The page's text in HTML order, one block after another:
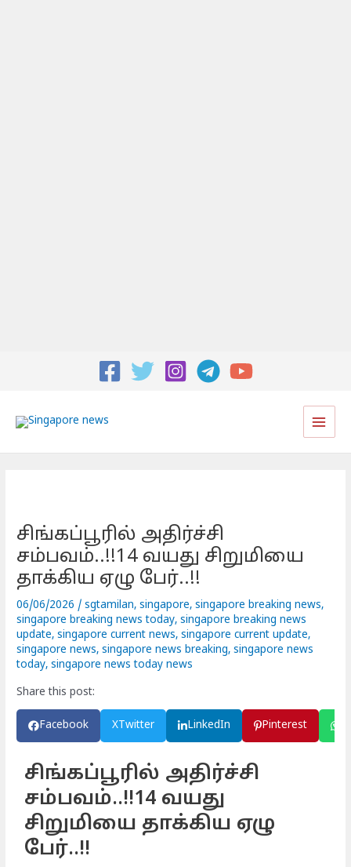
Main
சிங்கப்பூரில் அதிர்ச்சி
சம்பவம்..!!14 வயது சிறுமியை
தாக்கிய ஏழு பேர்..!!
06/06/2026 /sgtamilan,singapore,singapore breaking news,
singapore breaking news today,singapore breaking news
update,singapore current news,singapore current update,
singapore news,singapore news breaking,singapore news
today,singapore news today news
Share this post:
Facebook XTwitter LinkedIn Pinterest
சிங்கப்பூரில் அதிர்ச்சி
சம்பவம்..!!14 வயது
சிறுமியை தாக்கிய ஏழு
பேர்..!!